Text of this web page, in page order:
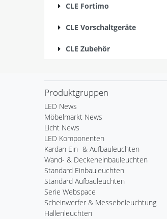
CLE Fortimo
CLE Vorschaltgeräte
CLE Zubehör
Produktgruppen
LED News
Möbelmarkt News
Licht News
LED Komponenten
Kardan Ein- & Aufbauleuchten
Wand- & Deckeneinbauleuchten
Standard Einbauleuchten
Standard Aufbauleuchten
Serie Webspace
Scheinwerfer & Messebeleuchtung
Hallenleuchten